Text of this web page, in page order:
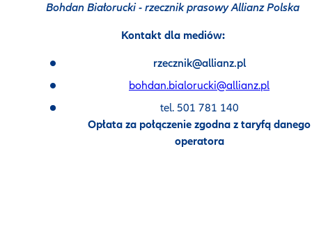
Bohdan Białorucki - rzecznik prasowy Allianz Polska
Kontakt dla mediów:
rzecznik@allianz.pl
bohdan.bialorucki@allianz.pl
tel. 501 781 140
Opłata za połączenie zgodna z taryfą danego
operatora